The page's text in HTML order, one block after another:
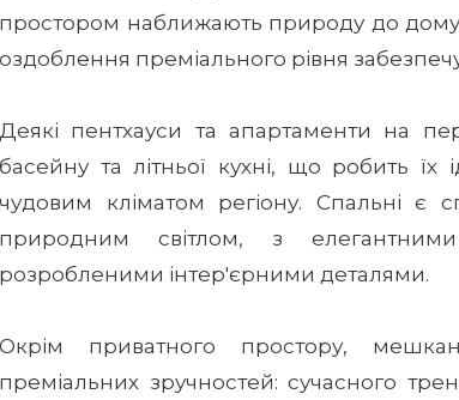
простором наближають природу до дому,
оздоблення преміального рівня
Деякі пентхауси та апартаменти на
басейну та літньої кухні, що робить
чудовим кліматом регіону. Спальні є
природним світлом, з
розробленими інтер'єрними деталями.
Окрім приватного простору,
преміальних зручностей: сучасного